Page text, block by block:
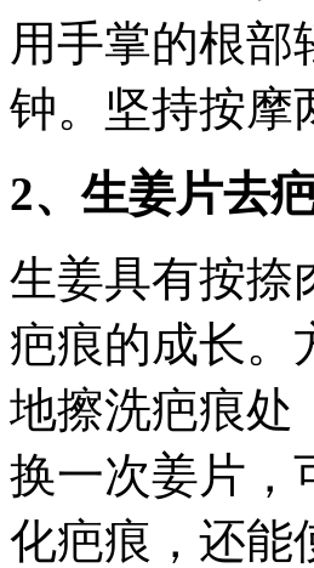
用手掌的根部
钟。坚持按摩
2、生姜片去
生姜具有按捺
疤痕的成长。
地擦洗疤痕处
换一次姜片，
化疤痕，还能